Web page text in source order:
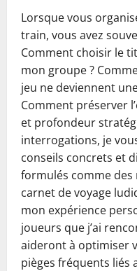
Lorsque vous
train, vous avez
Comment choisir le
mon groupe ?
jeu ne deviennent
Comment préserver
et profondeur
interrogations, je
conseils concrets et
formulés comme des
carnet de voyage
mon expérience
joueurs que j’ai
aideront à optimiser
pièges fréquents liés